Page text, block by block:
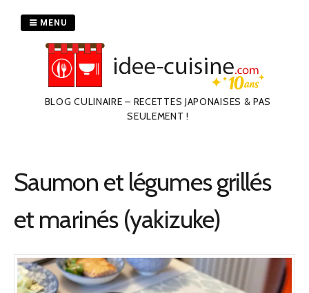
BLOG CULINAIRE – RECETTES JAPONAISES & PAS
SEULEMENT !
MENU
Saumon et légumes grillés
et marinés (yakizuke)